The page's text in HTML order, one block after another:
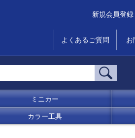
新規会員登録
よくあるご質問 お
ミニカー
カラー工具